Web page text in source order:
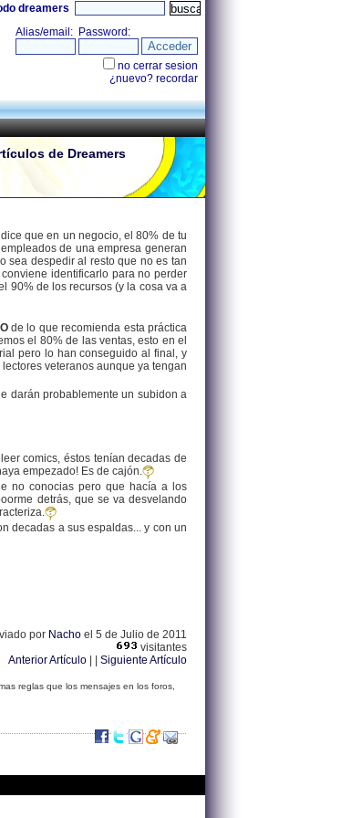
dreamers
de Dreamers
que en un negocio, el 80% de tu
de una empresa generan
sea despedir al resto que no es tan
identificarlo para no perder
90% de los recursos (y la cosa va a
de lo que recomienda esta práctica
el 80% de las ventas, esto en el
pero lo han conseguido al final, y
veteranos aunque ya tengan
darán probablemente un subidon a
comics, éstos tenían decadas de
empezado! Es de cajón.
no conocias pero que hacía a los
detrás, que se va desvelando
decadas a sus espaldas... y con un
por Nacho el 5 de Julio de 2011
visitantes
Anterior Artículo
Siguiente Artículo
reglas que los mensajes en los foros,